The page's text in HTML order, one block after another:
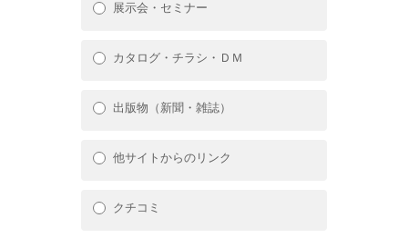
展示会・セミナー
カタログ・チラシ・ＤＭ
出版物（新聞・雑誌）
他サイトからのリンク
クチコミ